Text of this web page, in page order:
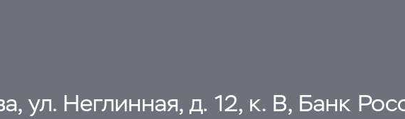
ул. Неглинная, д. 12, к. В, Банк